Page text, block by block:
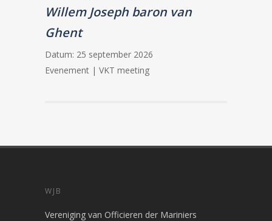
Willem Joseph baron van
Ghent
Datum: 25 september 2026
Evenement | VKT meeting
WJB
Vereniging van Officieren der Mariniers